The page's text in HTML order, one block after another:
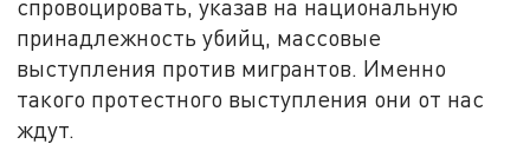
спровоцировать, указав на национальную
принадлежность убийц, массовые
выступления против мигрантов. Именно
такого протестного выступления они от нас
ждут.